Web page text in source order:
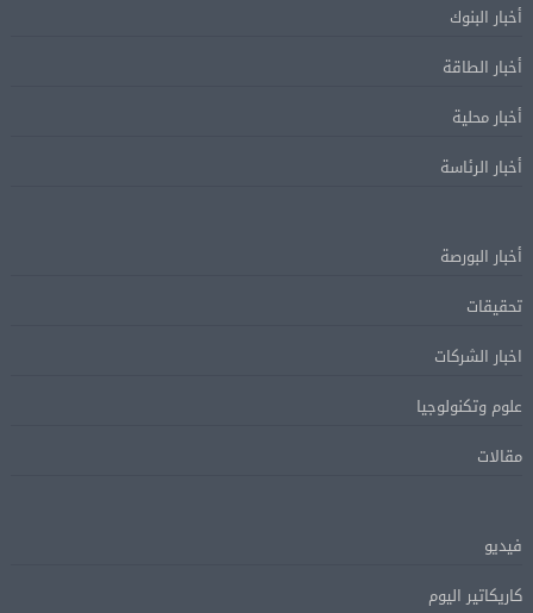
أخبار البنوك
أخبار الطاقة
أخبار محلية
أخبار الرئاسة
أخبار البورصة
تحقيقات
اخبار الشركات
علوم وتكنولوجيا
مقالات
فيديو
كاريكاتير اليوم